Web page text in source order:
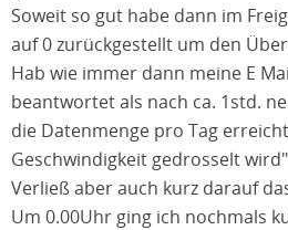
Soweit so gut habe dann im
auf 0 zurückgestellt um den
Hab wie immer dann meine E
beantwortet als nach ca. 1std.
die Datenmenge pro Tag
Geschwindigkeit gedrosselt wird"
Verließ aber auch kurz darauf
Um 0.00Uhr ging ich nochmals